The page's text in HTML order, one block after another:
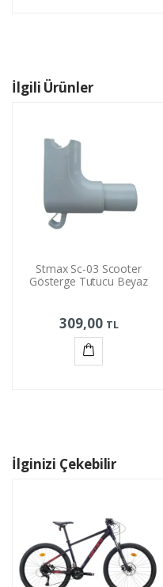
İlgili Ürünler
Stmax Sc-03 Scooter
Gösterge Tutucu Beyaz
309,00 TL
İlginizi Çekebilir